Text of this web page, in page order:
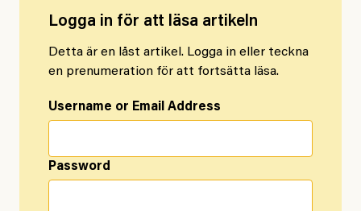
Logga in för att läsa artikeln
Detta är en låst artikel. Logga in eller teckna
en prenumeration för att fortsätta läsa.
Username or Email Address
Password